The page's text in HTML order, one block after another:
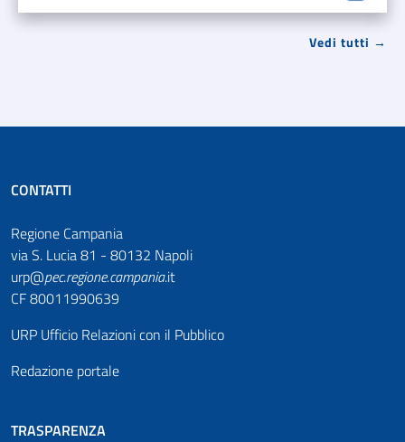
Vedi tutti →
CONTATTI
Regione Campania
via S. Lucia 81 - 80132 Napoli
urp@pec.regione.campania.it
CF 80011990639
URP Ufficio Relazioni con il Pubblico
Redazione portale
TRASPARENZA